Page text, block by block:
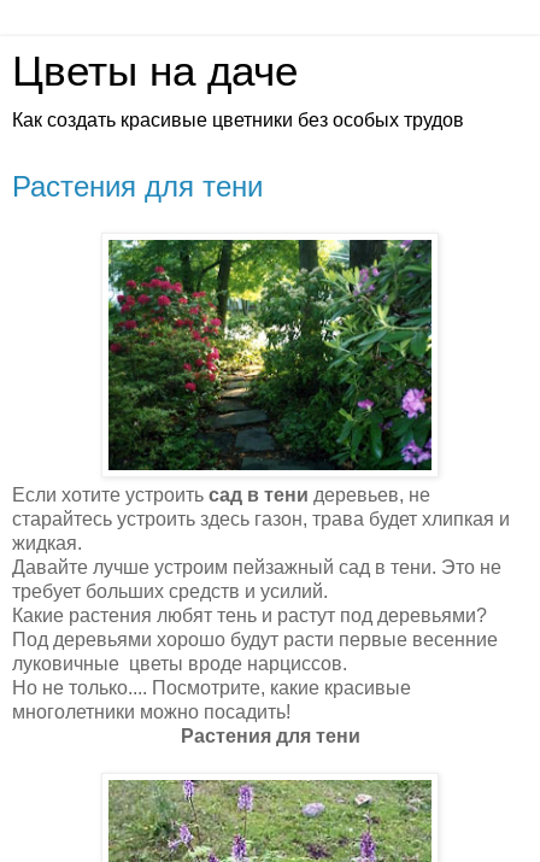
Цветы на даче
Как создать красивые цветники без особых трудов
Растения для тени
Если хотите устроить сад в тени деревьев, не
старайтесь устроить здесь газон, трава будет хлипкая и
жидкая.
Давайте лучше устроим пейзажный сад в тени. Это не
требует больших средств и усилий.
Какие растения любят тень и растут под деревьями?
Под деревьями хорошо будут расти первые весенние
луковичные цветы вроде нарциссов.
Но не только.... Посмотрите, какие красивые
многолетники можно посадить!
Растения для тени